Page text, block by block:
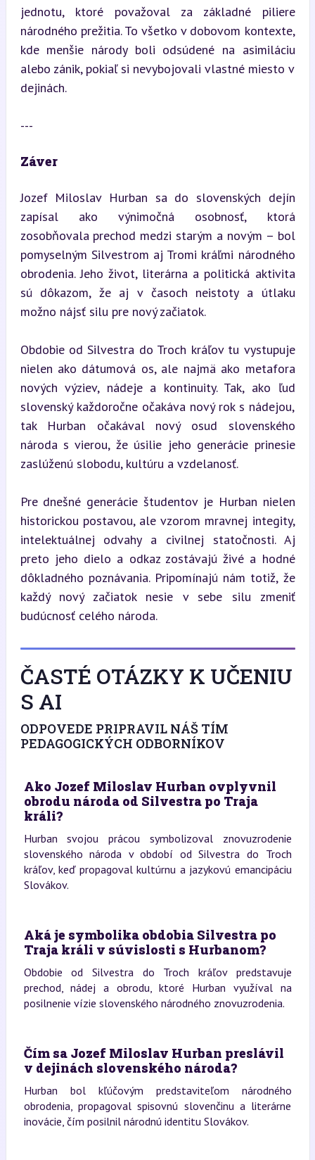
jednotu, ktoré považoval za základné piliere
národného prežitia. To všetko v dobovom kontexte,
kde menšie národy boli odsúdené na asimiláciu
alebo zánik, pokiaľ si nevybojovali vlastné miesto v
dejinách.
---
Záver
Jozef Miloslav Hurban sa do slovenských dejín
zapísal ako výnimočná osobnosť, ktorá
zosobňovala prechod medzi starým a novým – bol
pomyselným Silvestrom aj Tromi kráľmi národného
obrodenia. Jeho život, literárna a politická aktivita
sú dôkazom, že aj v časoch neistoty a útlaku
možno nájsť silu pre nový začiatok.
Obdobie od Silvestra do Troch kráľov tu vystupuje
nielen ako dátumová os, ale najmä ako metafora
nových výziev, nádeje a kontinuity. Tak, ako ľud
slovenský každoročne očakáva nový rok s nádejou,
tak Hurban očakával nový osud slovenského
národa s vierou, že úsilie jeho generácie prinesie
zaslúženú slobodu, kultúru a vzdelanosť.
Pre dnešné generácie študentov je Hurban nielen
historickou postavou, ale vzorom mravnej integity,
intelektuálnej odvahy a civilnej statočnosti. Aj
preto jeho dielo a odkaz zostávajú živé a hodné
dôkladného poznávania. Pripomínajú nám totiž, že
každý nový začiatok nesie v sebe silu zmeniť
budúcnosť celého národa.
ČASTÉ OTÁZKY K UČENIU
S AI
ODPOVEDE PRIPRAVIL NÁŠ TÍM
PEDAGOGICKÝCH ODBORNÍKOV
Ako Jozef Miloslav Hurban ovplyvnil
obrodu národa od Silvestra po Traja
králi?
Hurban svojou prácou symbolizoval znovuzrodenie
slovenského národa v období od Silvestra do Troch
kráľov, keď propagoval kultúrnu a jazykovú emancipáciu
Slovákov.
Aká je symbolika obdobia Silvestra po
Traja králi v súvislosti s Hurbanom?
Obdobie od Silvestra do Troch kráľov predstavuje
prechod, nádej a obrodu, ktoré Hurban využíval na
posilnenie vízie slovenského národného znovuzrodenia.
Čím sa Jozef Miloslav Hurban preslávil
v dejinách slovenského národa?
Hurban bol kľúčovým predstaviteľom národného
obrodenia, propagoval spisovnú slovenčinu a literárne
inovácie, čím posilnil národnú identitu Slovákov.